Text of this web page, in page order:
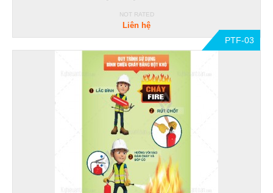
NOT RATED
Liên hệ
PTF-03